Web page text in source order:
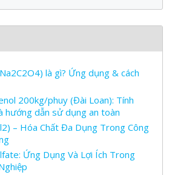
là gì? Ứng dụng & cách
200kg/phuy (Đài Loan): Tính
hướng dẫn sử dụng an toàn
– Hóa Chất Đa Dụng Trong Công
Ứng Dụng Và Lợi Ích Trong